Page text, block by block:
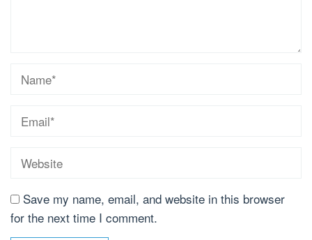
Save my name, email, and website in this browser
for the next time I comment.